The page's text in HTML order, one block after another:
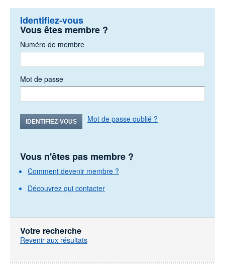
Identifiez-vous
Vous êtes membre ?
Numéro de membre
Mot de passe
IDENTIFIEZ-VOUS Mot de passe oublié ?
Vous n'êtes pas membre ?
Comment devenir membre ?
Découvrez qui contacter
Votre recherche
Revenir aux résultats